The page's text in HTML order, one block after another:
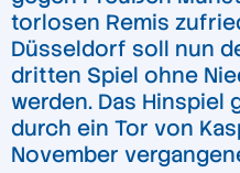
torlosen Remis
Düsseldorf soll nun
dritten Spiel ohne
werden. Das Hinspiel
durch ein Tor von
November